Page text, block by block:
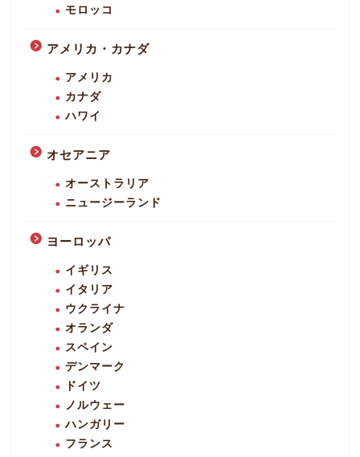
モロッコ
アメリカ・カナダ
アメリカ
カナダ
ハワイ
オセアニア
オーストラリア
ニュージーランド
ヨーロッパ
イギリス
イタリア
ウクライナ
オランダ
スペイン
デンマーク
ドイツ
ノルウェー
ハンガリー
フランス